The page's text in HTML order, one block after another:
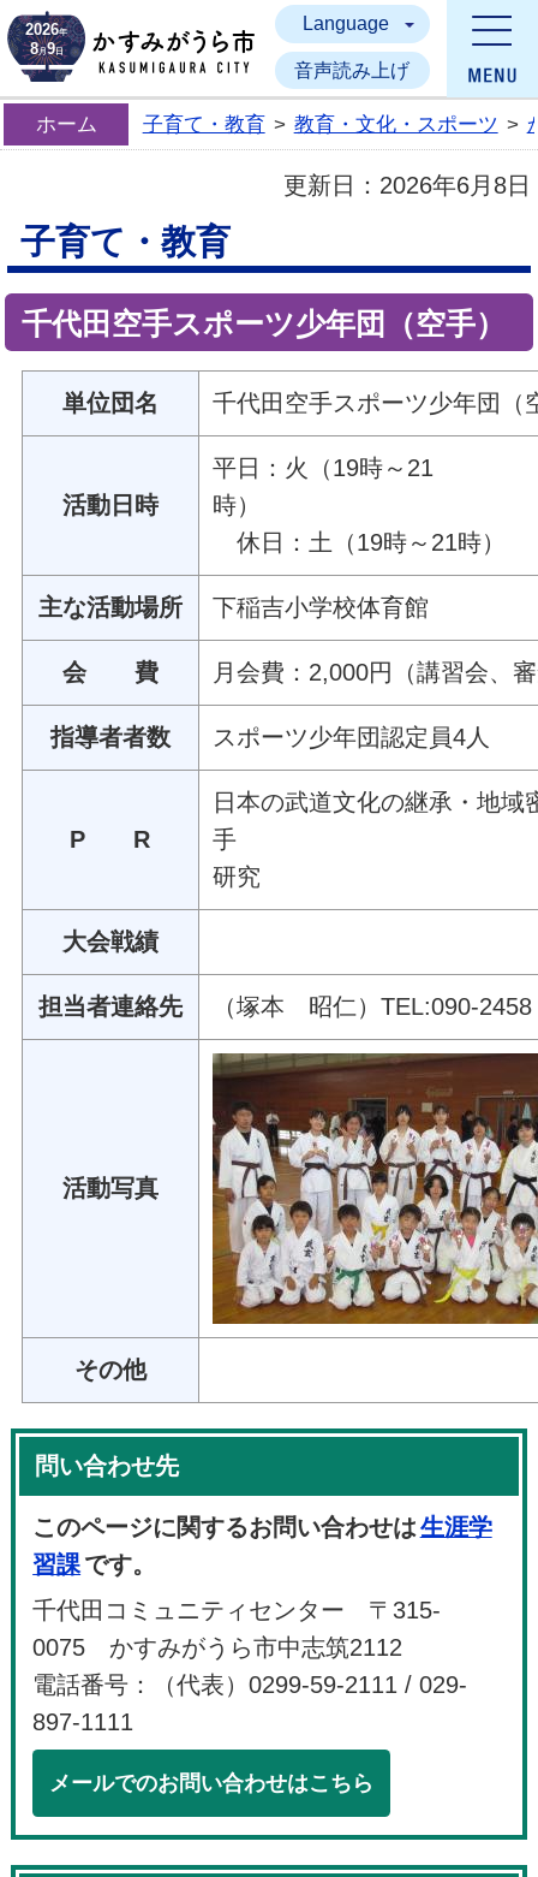
かすみがうら市
2026年
8月9日
Language
音声読み上げ
ホーム 子育て・教育 > 教育・文化・スポーツ >
更新日： 2026年6月8日
子育て・教育
千代田空手スポーツ少年団（空手）
単位団名 千代田空手スポーツ少年団（
活動日時
平日：火（19時～21
休日：土（
主な活動場所 下稲吉小学校体育館
会 費 月会費：2,000円（講習会、
指導者者数 スポーツ少年団認定員4人
P R
日本の武道文化の継承・地域
手 居
研究
大会戦績
担当者連絡先 （塚本 昭仁）TEL:090-
活動写真
その他
問い合わせ先
このページに関するお問い合わせは生涯学
習課です。
千代田コミュニティセンター 〒315-
0075 かすみがうら市中志筑2112
電話番号：（代表）0299-59-2111 / 029-
897-1111
メールでのお問い合わせはこちら